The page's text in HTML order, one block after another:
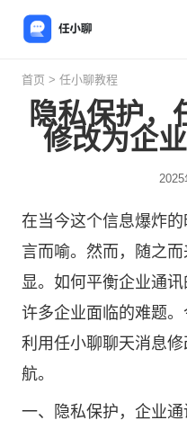
首页 > 任小聊教程
隐私保护，
修改为企
2025
在当今这个信息爆炸
言而喻。然而，随之
显。如何平衡企业通
许多企业面临的难题
利用任小聊聊天消息
航。
一、隐私保护，企业